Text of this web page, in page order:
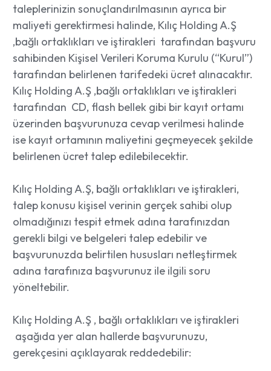
taleplerinizin sonuçlandırılmasının ayrıca bir
maliyeti gerektirmesi halinde, Kılıç Holding A.Ş
,bağlı ortaklıkları ve iştirakleri tarafından başvuru
sahibinden Kişisel Verileri Koruma Kurulu (“Kurul”)
tarafından belirlenen tarifedeki ücret alınacaktır.
Kılıç Holding A.Ş ,bağlı ortaklıkları ve iştirakleri
tarafından CD, flash bellek gibi bir kayıt ortamı
üzerinden başvurunuza cevap verilmesi halinde
ise kayıt ortamının maliyetini geçmeyecek şekilde
belirlenen ücret talep edilebilecektir.
Kılıç Holding A.Ş, bağlı ortaklıkları ve iştirakleri,
talep konusu kişisel verinin gerçek sahibi olup
olmadığınızı tespit etmek adına tarafınızdan
gerekli bilgi ve belgeleri talep edebilir ve
başvurunuzda belirtilen hususları netleştirmek
adına tarafınıza başvurunuz ile ilgili soru
yöneltebilir.
Kılıç Holding A.Ş , bağlı ortaklıkları ve iştirakleri
aşağıda yer alan hallerde başvurunuzu,
gerekçesini açıklayarak reddedebilir: